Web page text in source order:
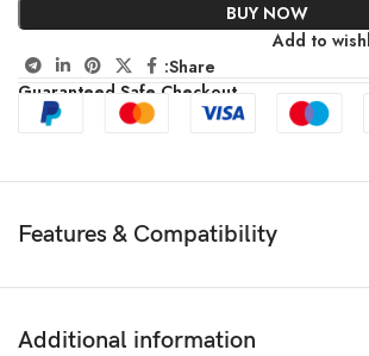
BUY NOW
Add to
Share:
Guaranteed Safe Checkout
Features & Compatibility
Additional information